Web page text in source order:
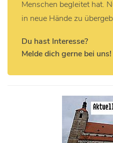
Menschen begleitet hat.
in neue Hände zu
Du hast Interesse?
Melde dich gerne bei uns!